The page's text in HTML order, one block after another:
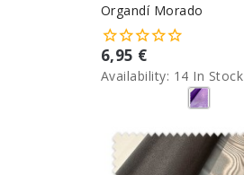
Organdí Morado
6,95 €
Availability: 14 In Stock